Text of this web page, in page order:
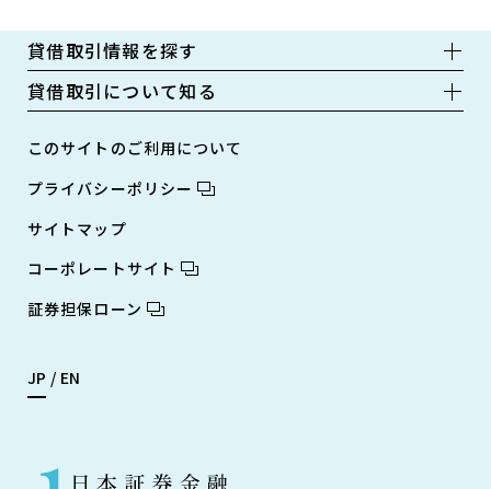
貸借取引情報を探す
貸借取引について知る
このサイトのご利用について
プライバシーポリシー
サイトマップ
コーポレートサイト
証券担保ローン
JP EN